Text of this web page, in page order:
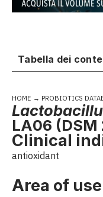
Tabella dei
HOME → PROBIOTICS
LA06 (DSM
Clinical
antioxidant
Area of use